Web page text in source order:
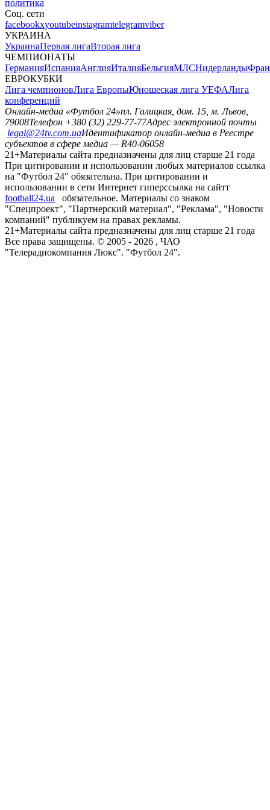
политика
Соц. сети
facebookxyoutubeinstagramtelegramviber
УКРАИНА
УкраинаПервая лигаВторая лига
ЧЕМПИОНАТЫ
ГерманияИспанияАнглияИталияБельгияМЛСНидерланды
ЕВРОКУБКИ
Лига чемпионовЛига ЕвропыЮношеская лига УЕФАЛига
конференций
Онлайн-медиа «Футбол 24»пл. Галицкая, дом. 15, м. Львов,
79008Телефон +380 (32) 229-77-77Адрес электронной почты
legal@24tv.com.uaИдентификатор онлайн-медиа в Реестре
субъектов в сфере медиа — R40-06058
21+Материалы сайта предназначены для лиц старше 21 года
При цитировании и использовании любых материалов ссылка
на "Футбол 24" обязательна. При цитировании и
использовании в сети Интернет гиперссылка на сайтт
football24.ua
обязательное. Материалы со знаком
"Спецпроект", "Партнерский материал", "Реклама", "Новости
компаний" публикуем на правах рекламы.
21+Материалы сайта предназначены для лиц старше 21 года
Все права защищены. © 2005 - 2026 , ЧАО
"Телерадиокомпания Люкс". "Футбол 24".